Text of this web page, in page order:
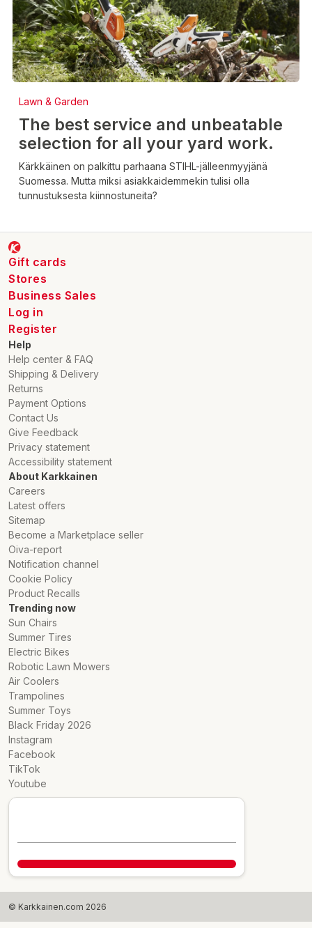
Lawn & Garden
The best service and unbeatable
selection for all your yard work.
Kärkkäinen on palkittu parhaana STIHL-jälleenmyyjänä
Suomessa. Mutta miksi asiakkaidemmekin tulisi olla
tunnustuksesta kiinnostuneita?
Gift cards
Stores
Business Sales
Log in
Register
Help
Help center & FAQ
Shipping & Delivery
Returns
Payment Options
Contact Us
Give Feedback
Privacy statement
Accessibility statement
About Karkkainen
Careers
Latest offers
Sitemap
Become a Marketplace seller
Oiva-report
Notification channel
Cookie Policy
Product Recalls
Trending now
Sun Chairs
Summer Tires
Electric Bikes
Robotic Lawn Mowers
Air Coolers
Trampolines
Summer Toys
Black Friday 2026
Instagram
Facebook
TikTok
Youtube
© Karkkainen.com 2026